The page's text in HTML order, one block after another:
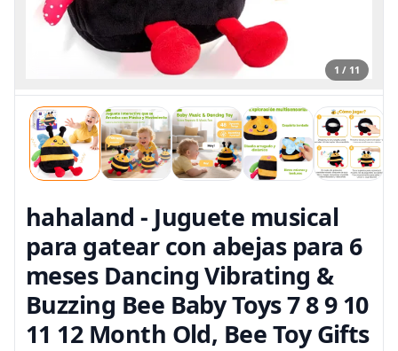
1 / 11
hahaland - Juguete musical
para gatear con abejas para 6
meses Dancing Vibrating &
Buzzing Bee Baby Toys 7 8 9 10
11 12 Month Old, Bee Toy Gifts